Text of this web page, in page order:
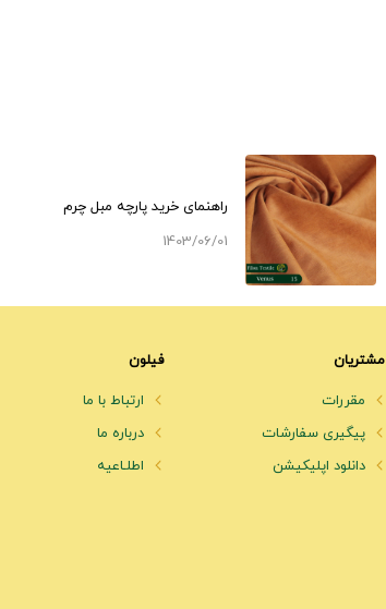
راهنمای خرید پارچه مبل چرم
1403/06/01
مشتریان
مقررات
پیگیری سفارشات
دانلود اپلیکیشن
فیلون
ارتباط با ما
درباره ما
اطلـاعیه